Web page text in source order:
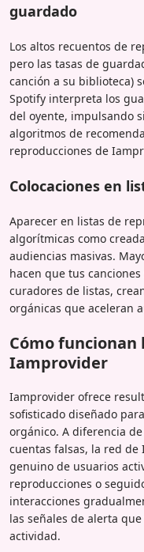
guardado
Los altos recuentos de
pero las tasas de
canción a su biblioteca)
Spotify interpreta los
del oyente, impulsando
algoritmos de
reproducciones de
Colocaciones en
Aparecer en listas de
algorítmicas como
audiencias masivas.
hacen que tus
curadores de listas,
orgánicas que aceleran
Cómo funcionan
Iamprovider
Iamprovider ofrece
sofisticado diseñado
orgánico. A diferencia
cuentas falsas, la red
genuino de usuarios
reproducciones o
interacciones
las señales de alerta
actividad.